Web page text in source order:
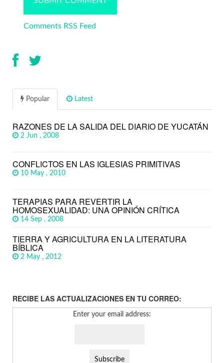
Comments RSS Feed
Popular Latest
RAZONES DE LA SALIDA DEL DIARIO DE YUCATÁN
2 Jun , 2008
CONFLICTOS EN LAS IGLESIAS PRIMITIVAS
10 May , 2010
TERAPIAS PARA REVERTIR LA
HOMOSEXUALIDAD: UNA OPINIÓN CRÍTICA
14 Sep , 2008
TIERRA Y AGRICULTURA EN LA LITERATURA
BÍBLICA
2 May , 2012
RECIBE LAS ACTUALIZACIONES EN TU CORREO:
Enter your email address: